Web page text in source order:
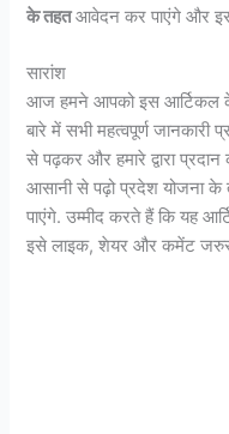
के तहतआवेदन कर पाएंगे और
सारांश
आज हमने आपको इस आर्टिकल
बारे में सभी महत्वपूर्ण
से पढ़कर और हमारे द्वारा
आसानी से पढ़ो प्रदेश योजना
पाएंगे. उम्मीद करते हैं कि यह
इसे लाइक, शेयर और कमेंट जरुर